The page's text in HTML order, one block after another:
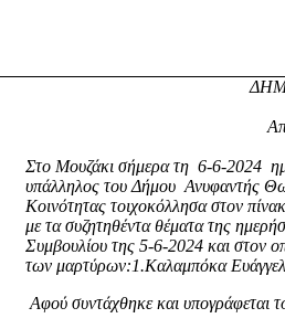
Στο Μουζάκι σήμερα τη 6-6-2024
υπάλληλος του Δήμου Ανυφαντής
Κοινότητας τοιχοκόλλησα στον
με τα συζητηθέντα θέματα της
Συμβουλίου της 5-6-2024 και στον
των μαρτύρων:1.Καλαμπόκα
Αφού συντάχθηκε και υπογράφεται